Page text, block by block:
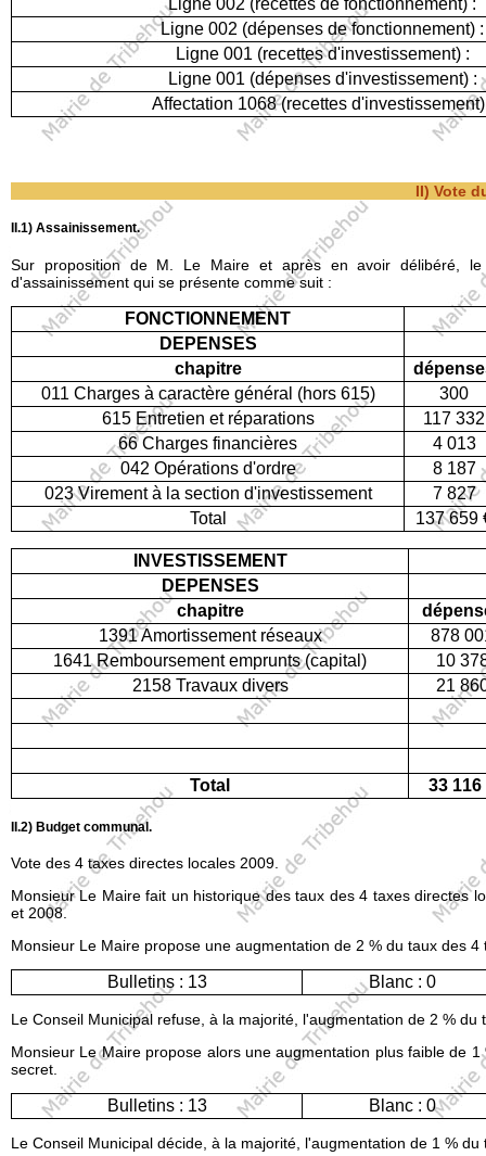
Ligne 002 (dépenses de fonctionnement) :
Ligne 001 (recettes d'investissement) :
Ligne 001 (dépenses d'investissement) :
Affectation 1068 (recettes
II) Vote
II.1) Assainissement.
Sur proposition de M. Le Maire et après en avoir délibéré,
d'assainissement qui se présente comme suit :
FONCTIONNEMENT
DEPENSES
chapitre
011 Charges à caractère général (hors 615)
300
615 Entretien et réparations
117 332
66 Charges financières
4 013
042 Opérations d'ordre
8 187
023 Virement à la section d'investissement
7 827
Total
137 659
INVESTISSEMENT
DEPENSES
chapitre
1391 Amortissement réseaux
878
1641 Remboursement emprunts (capital)
10
2158 Travaux divers
21
Total 33 116
II.2) Budget communal.
Vote des 4 taxes directes locales 2009.
Monsieur Le Maire fait un historique des taux des 4 taxes directes
et 2008.
Monsieur Le Maire propose une augmentation de 2 % du taux des
Bulletins : 13 Blanc : 0
Le Conseil Municipal refuse, à la majorité, l'augmentation de 2 % du
Monsieur Le Maire propose alors une augmentation plus faible de
secret.
Bulletins : 13 Blanc : 0
Le Conseil Municipal décide, à la majorité, l'augmentation de 1 %